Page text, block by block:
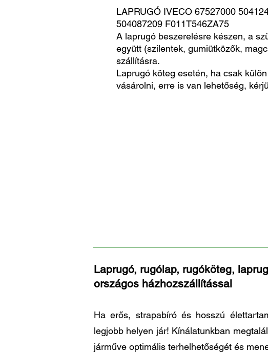
LAPRUGÓ IVECO 67527000
504087209 F011T546ZA75
A laprugó beszerelésre készen, a
együtt (szilentek, gumiütközők,
szállításra.
Laprugó köteg esetén, ha csak
vásárolni, erre is van lehetőség,
Laprugó, rugólap, rugóköteg,
országos házhozszállítással
Ha erős, strapabíró és hosszú
legjobb helyen jár! Kínálatunkban
járműve optimális terhelhetőségét és